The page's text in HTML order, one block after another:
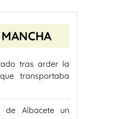
tras arder la
transportaba
de Albacete un